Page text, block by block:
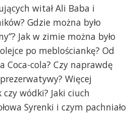
witał Ali Baba i
Gdzie można było
Jak w zimie można było
po meblościankę? Od
Coca-cola? Czy naprawdę
Więcej
czy wódki? Jaki ciuch
Syrenki i czym pachniało